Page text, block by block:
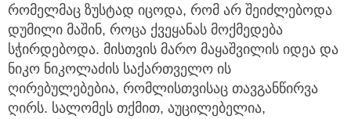
რომელმაც ზუსტად იცოდა, რომ არ შეიძლებოდა
დუმილი მაშინ, როცა ქვეყანას მოქმედება
სჭირდებოდა. მისთვის მარო მაყაშვილის იდეა და
ნიკო ნიკოლაძის საქართველო ის
ღირებულებებია, რომლისთვისაც თავგანწირვა
ღირს. სალომეს თქმით, აუცილებელია,